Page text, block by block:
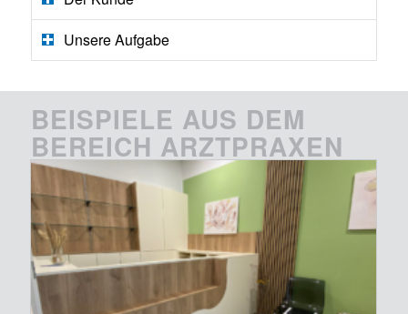
Unsere Aufgabe
BEISPIELE AUS DEM
BEREICH ARZTPRAXEN